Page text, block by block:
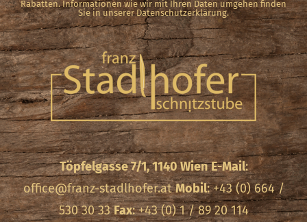
Rabatten. Informationen wie wir mit Ihren Daten umgehen finden
Sie in unserer Datenschutzerklärung.
Töpfelgasse 7/1, 1140 Wien E-Mail:
office@franz-stadlhofer.at Mobil: +43 (0) 664 /
530 30 33Fax: +43 (0) 1 / 89 20 114